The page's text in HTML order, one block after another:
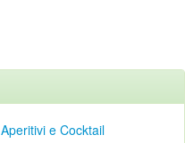
Aperitivi e Cocktail